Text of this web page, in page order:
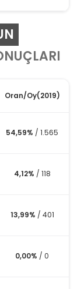
Oran/Oy(2019)
54,59% / 1.565
4,12% / 118
13,99% / 401
0,00% / 0